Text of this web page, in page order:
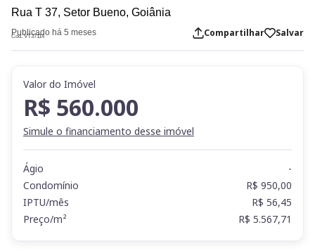
Rua T 37, Setor Bueno, Goiânia
Publicado há 5 meses
Cod. VT37114 Compartilhar Salvar
Valor do Imóvel
R$ 560.000
Simule o financiamento desse imóvel
Ágio
-
Condomínio
R$ 950,00
IPTU/mês
R$ 56,45
Preço/m²
R$ 5.567,71